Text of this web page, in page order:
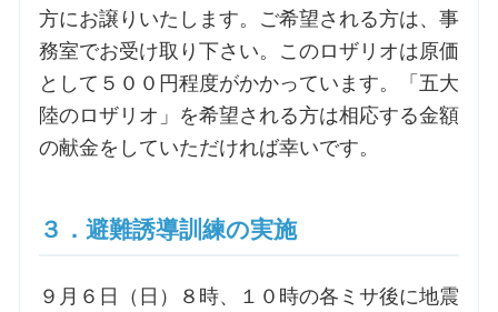
方にお譲りいたします。ご希望される方は、事
務室でお受け取り下さい。このロザリオは原価
として５００円程度がかかっています。「五大
陸のロザリオ」を希望される方は相応する金額
の献金をしていただければ幸いです。
３．避難誘導訓練の実施
９月６日（日）８時、１０時の各ミサ後に地震